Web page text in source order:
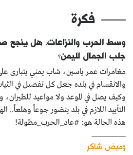
فكرة
وسط الحرب والنزاعات، هل
جلب الجمال لليمن؟
مغامرات عمر ياسين، شاب يمني يتبارى
والانقسام في بلده جعل كل تفصيل في
وكيف يصل في الموعد ولا مواعيد
التأييد اللازم في بلد يتضور جوعاً وهلعاً..
هذه الحالة هو: #عاد_الحرب_مطولة!
وميض شاكر